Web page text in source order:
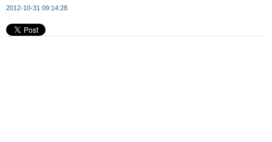
2012-10-31 09:14:28